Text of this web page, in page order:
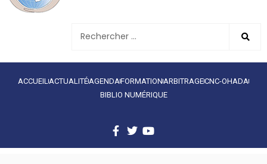
ACCUEIL ACTUALITÉAGENDAFORMATION ARBITRAGECNC-OHADA
BIBLIO NUMÉRIQUE